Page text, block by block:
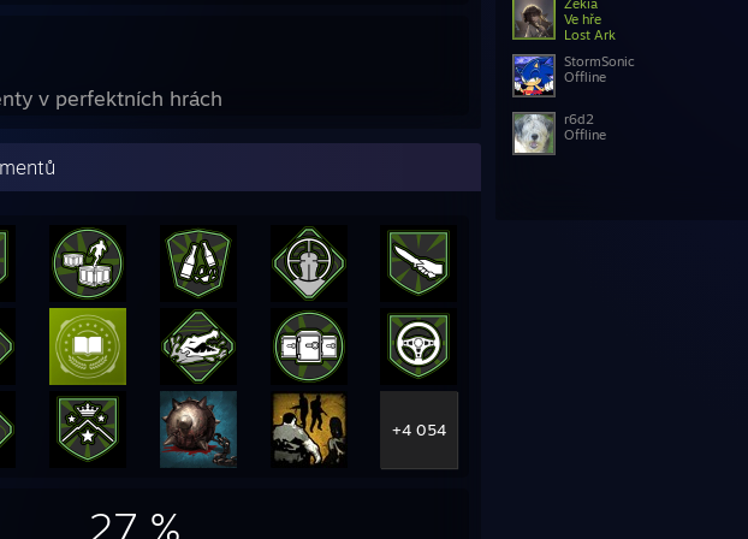
Zekia
Ve hře
Lost Ark
StormSonic
Offline
r6d2
Offline
v perfektních hrách
+4 054
27 %